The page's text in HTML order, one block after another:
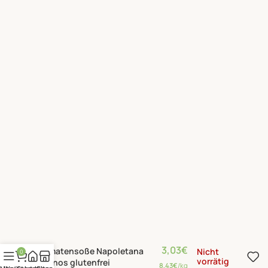
Tomatensoße Napoletana
Kyknos glutenfrei
3,03€
8,43€/kg
Nicht
vorrätig
0